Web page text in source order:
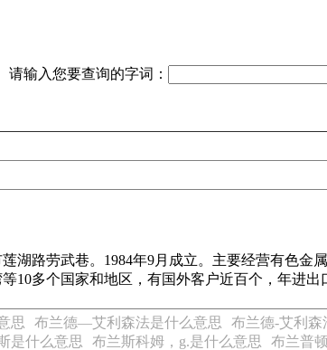
请输入您要查询的字词：
湖路劳武巷。1984年9月成立。主要经营有色
10多个国家和地区，有国外客户近百个，年进出
思 布兰德—艾利森法是什么意思 布兰德-艾利森
是什么意思 布兰斯科姆，g.是什么意思 布兰普